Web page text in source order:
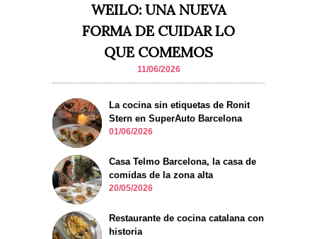
WEILO: UNA NUEVA
FORMA DE CUIDAR LO
QUE COMEMOS
11/06/2026
La cocina sin etiquetas de Ronit
Stern en SuperAuto Barcelona
01/06/2026
Casa Telmo Barcelona, la casa de
comidas de la zona alta
20/05/2026
Restaurante de cocina catalana con
historia